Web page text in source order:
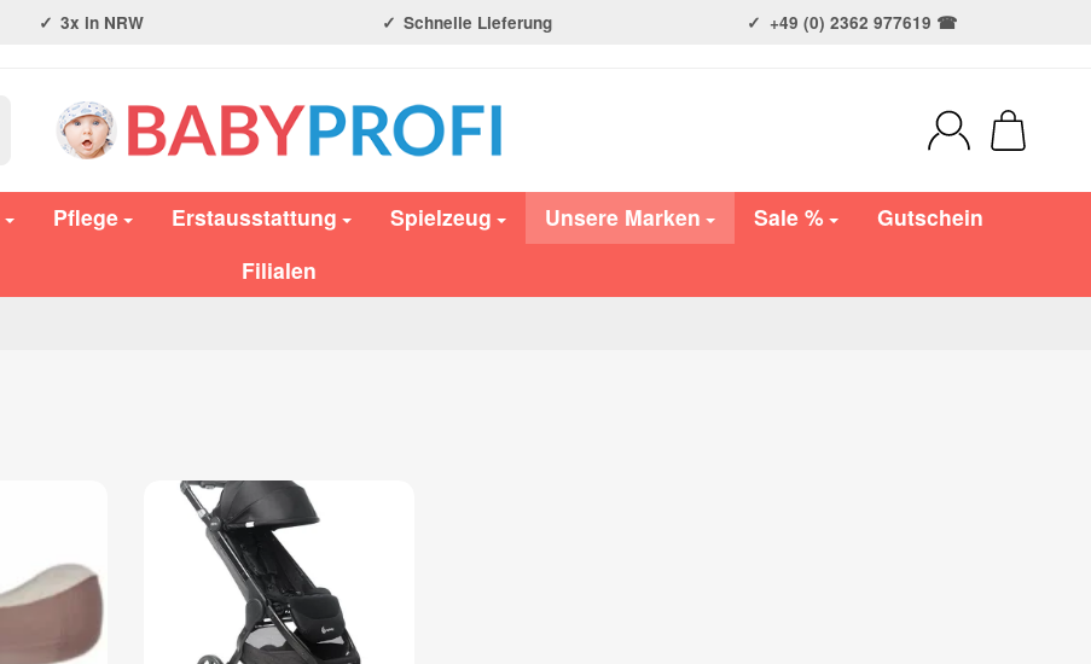
3x in NRW Schnelle Lieferung +49 (0) 2362 977619 ☎
Pflege Erstausstattung Spielzeug Unsere Marken Sale %
Gutschein
Filialen